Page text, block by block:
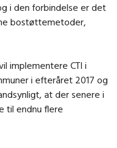
i den forbindelse er det
bostøttemetoder,
implementere CTI i
i efteråret 2017 og
at der senere i
til endnu flere